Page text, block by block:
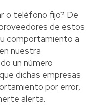
o teléfono fijo? De
de estos
comportamiento a
nuestra
un número
dichas empresas
por error,
alerta.